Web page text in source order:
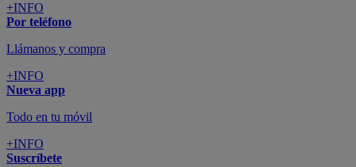
+INFO
Por teléfono
Llámanos y compra
+INFO
Nueva app
Todo en tu móvil
+INFO
Suscríbete